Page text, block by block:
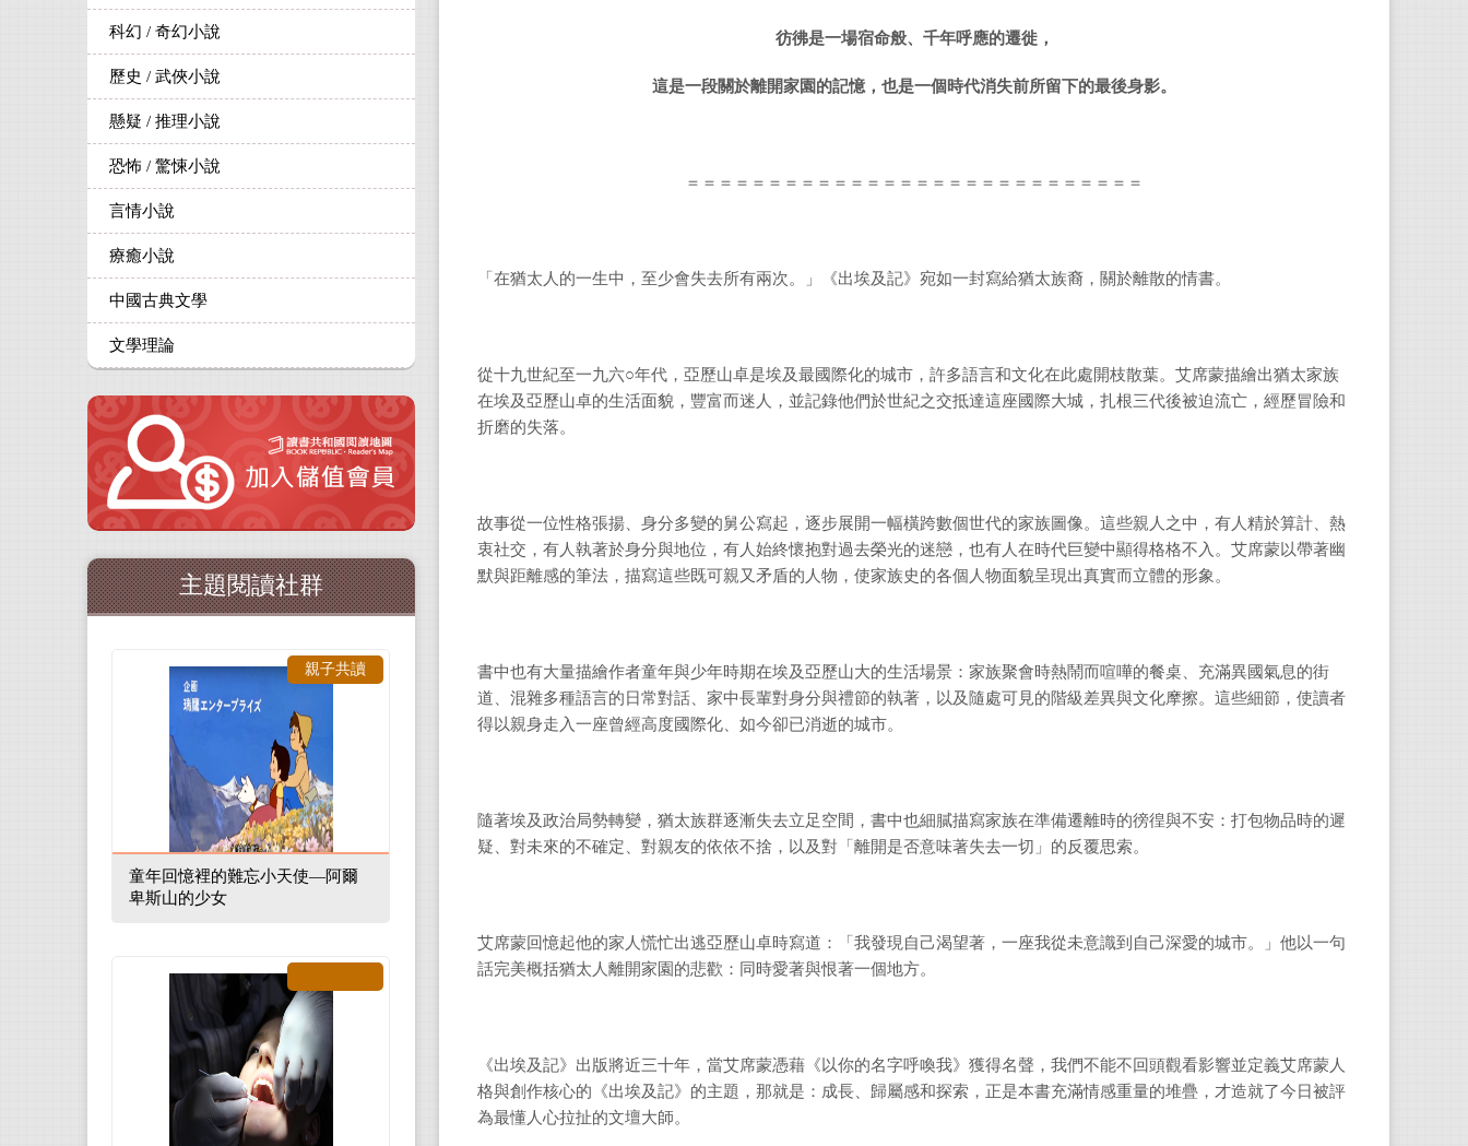
彷彿是一場宿命般、千年呼應的遷徙，
這是一段關於離開家園的記憶，也是一個時代消失前所留下的最後身影。
＝＝＝＝＝＝＝＝＝＝＝＝＝＝＝＝＝＝＝＝＝＝＝＝＝＝＝＝
「在猶太人的一生中，至少會失去所有兩次。」《出埃及記》宛如一封寫給猶太族裔，關於離散的情書。
從十九世紀至一九六○年代，亞歷山卓是埃及最國際化的城市，許多語言和文化在此處開枝散葉。艾席蒙描繪出猶太家族
在埃及亞歷山卓的生活面貌，豐富而迷人，並記錄他們於世紀之交抵達這座國際大城，扎根三代後被迫流亡，經歷冒險和
折磨的失落。
故事從一位性格張揚、身分多變的舅公寫起，逐步展開一幅橫跨數個世代的家族圖像。這些親人之中，有人精於算計、熱
衷社交，有人執著於身分與地位，有人始終懷抱對過去榮光的迷戀，也有人在時代巨變中顯得格格不入。艾席蒙以帶著幽
默與距離感的筆法，描寫這些既可親又矛盾的人物，使家族史的各個人物面貌呈現出真實而立體的形象。
書中也有大量描繪作者童年與少年時期在埃及亞歷山大的生活場景：家族聚會時熱鬧而喧嘩的餐桌、充滿異國氣息的街
道、混雜多種語言的日常對話、家中長輩對身分與禮節的執著，以及隨處可見的階級差異與文化摩擦。這些細節，使讀者
得以親身走入一座曾經高度國際化、如今卻已消逝的城市。
隨著埃及政治局勢轉變，猶太族群逐漸失去立足空間，書中也細膩描寫家族在準備遷離時的徬徨與不安：打包物品時的遲
疑、對未來的不確定、對親友的依依不捨，以及對「離開是否意味著失去一切」的反覆思索。
艾席蒙回憶起他的家人慌忙出逃亞歷山卓時寫道：「我發現自己渴望著，一座我從未意識到自己深愛的城市。」他以一句
話完美概括猶太人離開家園的悲歡：同時愛著與恨著一個地方。
《出埃及記》出版將近三十年，當艾席蒙憑藉《以你的名字呼喚我》獲得名聲，我們不能不回頭觀看影響並定義艾席蒙人
格與創作核心的《出埃及記》的主題，那就是：成長、歸屬感和探索，正是本書充滿情感重量的堆疊，才造就了今日被評
為最懂人心拉扯的文壇大師。
科幻 / 奇幻小說
歷史 / 武俠小說
懸疑 / 推理小說
恐怖 / 驚悚小說
言情小說
療癒小說
中國古典文學
文學理論
主題閱讀社群
童年回憶裡的難忘小天使—阿爾
卑斯山的少女
親子共讀